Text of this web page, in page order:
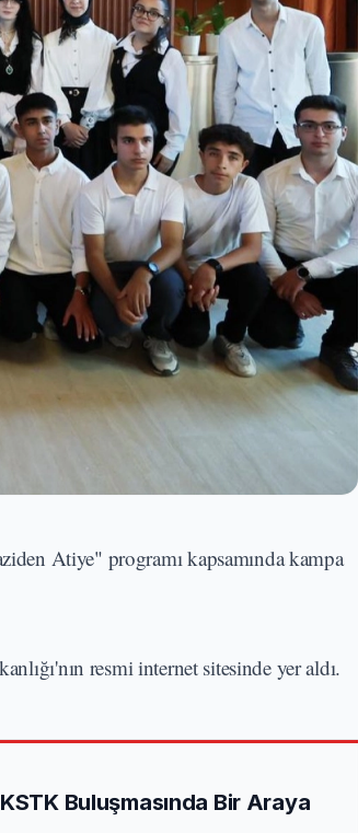
Atiye" programı kapsamında kampa
resmi internet sitesinde yer aldı.
Buluşmasında Bir Araya